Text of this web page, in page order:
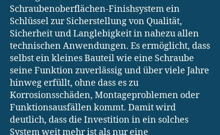
Schraubenoberflächen-Finishsystem ein
Schlüssel zur Sicherstellung von Qualität,
Sicherheit und Langlebigkeit in nahezu allen
technischen Anwendungen. Es ermöglicht, dass
selbst ein kleines Bauteil wie eine Schraube
seine Funktion zuverlässig und über viele Jahre
hinweg erfüllt, ohne dass es zu
Korrosionsschäden, Montageproblemen oder
Funktionsausfällen kommt. Damit wird
deutlich, dass die Investition in ein solches
System weit mehr ist als nur eine